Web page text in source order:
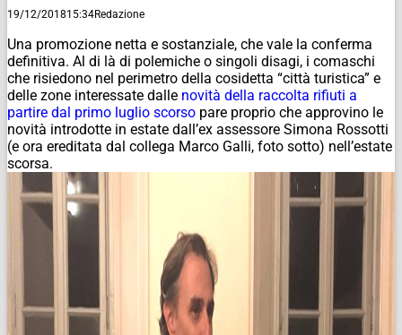
19/12/201815:34Redazione
Una promozione netta e sostanziale, che vale la conferma
definitiva. Al di là di polemiche o singoli disagi, i comaschi
che risiedono nel perimetro della cosidetta “città turistica” e
delle zone interessate dalle novità della raccolta rifiuti a
partire dal primo luglio scorso pare proprio che approvino le
novità introdotte in estate dall’ex assessore Simona Rossotti
(e ora ereditata dal collega Marco Galli, foto sotto) nell’estate
scorsa.